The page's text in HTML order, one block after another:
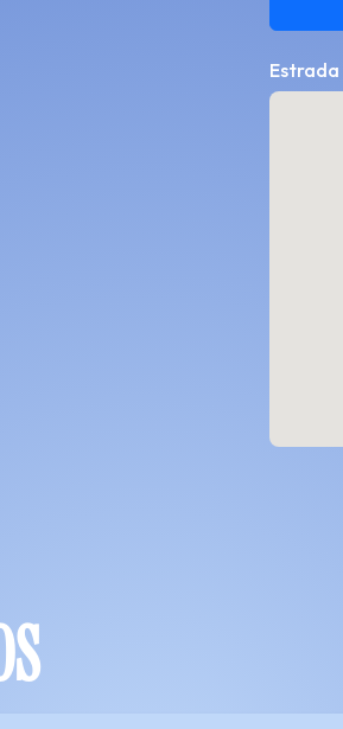
Estrada